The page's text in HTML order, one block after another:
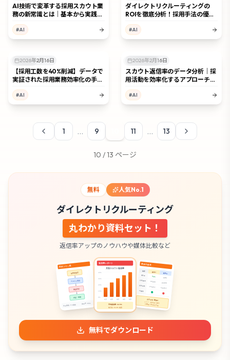
AI技術で変革する採用スカウト業
務の新常識とは｜基本から実践方
法まで解説
#AI
ダイレクトリクルーティングの
ROIを徹底分析！採用手法の優位
性とは
#AI
採用手法
2026年2月16日
【採用工数を40%削減】データで
実証された採用業務効率化の手順
と成功事例を公開
#AI
スカウト採用
2026年2月16日
スカウト返信率のデータ分析｜採
用活動を効率化するアプローチと
改善策
#AI
1 ... 9 11 ... 13
10 /13 ページ
無料 人気No.1
ダイレクトリクルーティング
丸わかり資料セット！
返信率アップのノウハウや媒体比較など
無料でダウンロード